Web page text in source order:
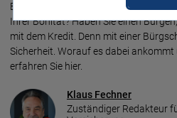
Ein Kredit soll her, aber es gibt
Ihrer Bonität? Haben Sie einen
mit dem Kredit. Denn mit einer
Sicherheit. Worauf es dabei
erfahren Sie hier.
Klaus Fechner
Zuständiger Redakteur